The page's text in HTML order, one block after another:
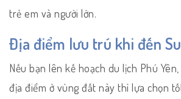
trẻ em và người lớn.
Địa điểm lưu trú khi đến
Nếu bạn lên kế hoạch du lịch Phú
địa điểm ở vùng đất này thì lựa chọn